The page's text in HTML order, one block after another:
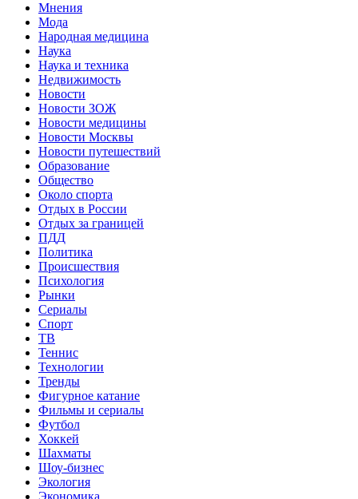
Мнения
Мода
Народная медицина
Наука
Наука и техника
Недвижимость
Новости
Новости ЗОЖ
Новости медицины
Новости Москвы
Новости путешествий
Образование
Общество
Около спорта
Отдых в России
Отдых за границей
ПДД
Политика
Происшествия
Психология
Рынки
Сериалы
Спорт
ТВ
Теннис
Технологии
Тренды
Фигурное катание
Фильмы и сериалы
Футбол
Хоккей
Шахматы
Шоу-бизнес
Экология
Экономика